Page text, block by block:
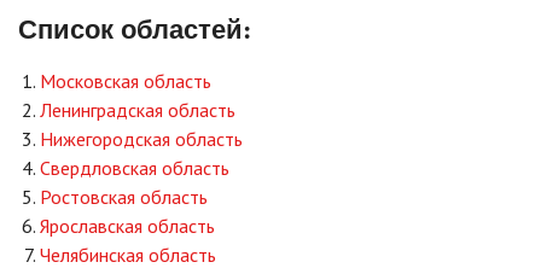
Список областей:
Московская область
Ленинградская область
Нижегородская область
Свердловская область
Ростовская область
Ярославская область
Челябинская область